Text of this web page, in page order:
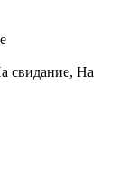
свидание, На